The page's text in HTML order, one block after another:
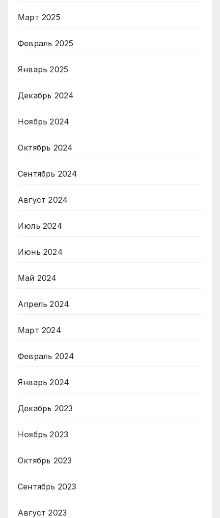
Март 2025
Февраль 2025
Январь 2025
Декабрь 2024
Ноябрь 2024
Октябрь 2024
Сентябрь 2024
Август 2024
Июль 2024
Июнь 2024
Май 2024
Апрель 2024
Март 2024
Февраль 2024
Январь 2024
Декабрь 2023
Ноябрь 2023
Октябрь 2023
Сентябрь 2023
Август 2023